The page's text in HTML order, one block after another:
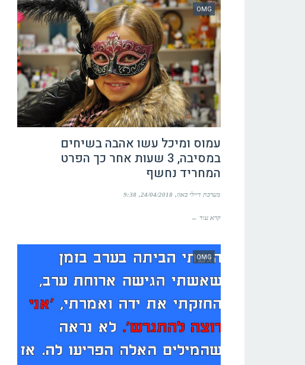
OMG
עמוס ומיכל עשו אהבה בשיחים
במסיבה, 3 שעות אחר כך הפרט
המחריד נחשף
מערכת דיילי באזז 24/04/2018
9:38
קרא עוד ←
OMG